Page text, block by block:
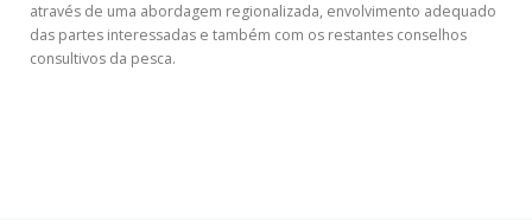
através de uma abordagem regionalizada, envolvimento adequado
das partes interessadas e também com os restantes conselhos
consultivos da pesca.